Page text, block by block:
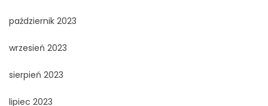
październik 2023
wrzesień 2023
sierpień 2023
lipiec 2023